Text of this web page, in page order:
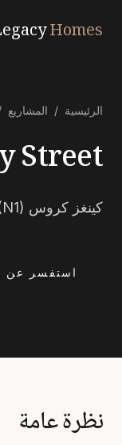
Homes
الخدمات
المناطق
الرئيسية / المشاريع
Street
كينغز كروس (N1)
استفسر عن
نظرة عامة